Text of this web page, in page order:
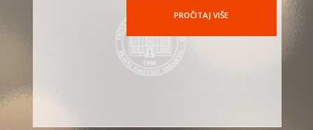
PROČITAJ VIŠE